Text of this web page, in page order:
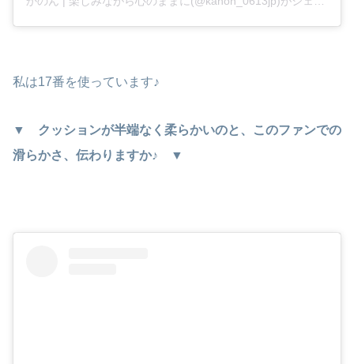
私は17番を使っています♪
▼ クッションが半端なく柔らかいのと、このファンでの
滑らかさ、伝わりますか♪ ▼